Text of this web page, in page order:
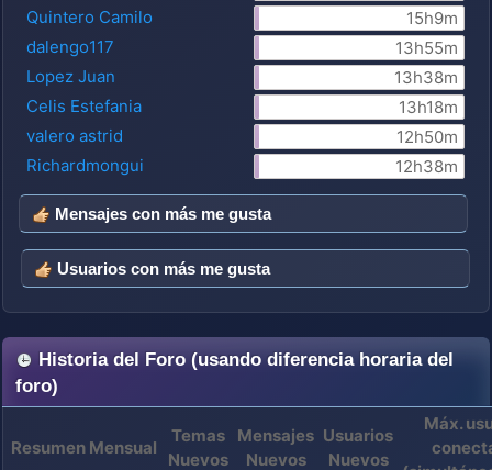
Quintero Camilo
15h9m
dalengo117
13h55m
Lopez Juan
13h38m
Celis Estefania
13h18m
valero astrid
12h50m
Richardmongui
12h38m
Mensajes con más me gusta
Usuarios con más me gusta
Historia del Foro (usando diferencia horaria del
foro)
Resumen Mensual
Temas
Nuevos
Mensajes
Nuevos
Usuarios
Nuevos
Máx.